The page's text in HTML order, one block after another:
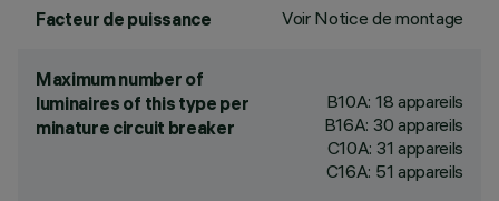
Facteur de puissance Voir Notice de montage
Maximum number of
luminaires of this type per
minature circuit breaker
B10A: 18 appareils
B16A: 30 appareils
C10A: 31 appareils
C16A: 51 appareils